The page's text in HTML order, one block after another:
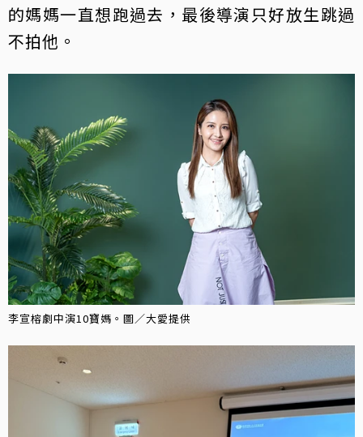
的媽媽一直想跑過去，最後導演只好放生跳過
不拍他。
李宣榕劇中演10寶媽。圖／大愛提供